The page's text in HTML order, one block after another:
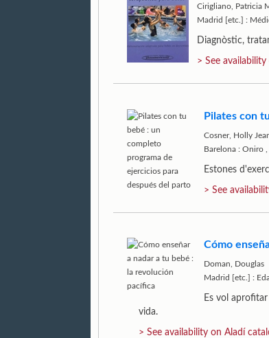
Cirigliano, Patricia
Madrid [etc.] :
Diagnòstic,
> See
Pilates con
Cosner, Holly
Barelona : Oniro
Estones
> See
Cómo
Doman, Douglas
Madrid [etc.] :
Es vol
vida.
> See availability on Aladí